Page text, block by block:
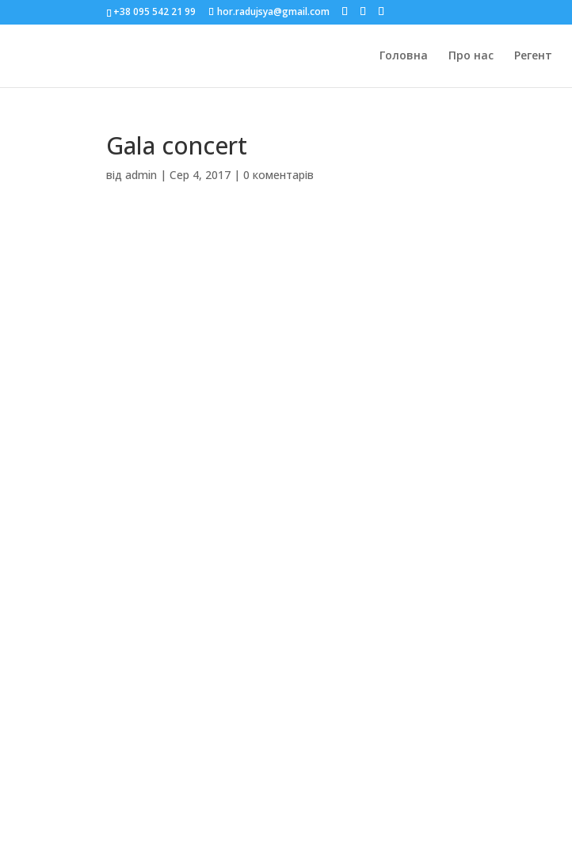
+38 095 542 21 99 hor.radujsya@gmail.com
Головна Про нас Регент
Gala concert
відadmin |Сер 4, 2017 |0 коментарів